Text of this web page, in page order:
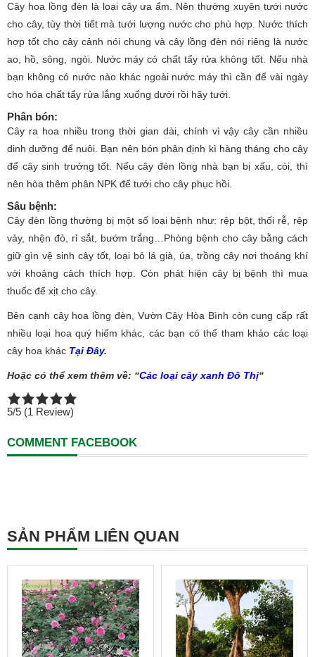
Cây hoa lồng đèn là loại cây ưa ẩm. Nên thường xuyên tưới nước
cho cây, tùy thời tiết mà tưới lượng nước cho phù hợp. Nước thích
hợp tốt cho cây cảnh nói chung và cây lồng đèn nói riêng là nước
ao, hồ, sông, ngòi. Nước máy có chất tẩy rửa không tốt. Nếu nhà
bạn không có nước nào khác ngoài nước máy thì cần để vài ngày
cho hóa chất tẩy rửa lắng xuống dưới rồi hãy tưới.
Phân bón:
Cây ra hoa nhiều trong thời gian dài, chính vì vậy cây cần nhiều
dinh dưỡng để nuôi. Bạn nên bón phân định kì hàng tháng cho cây
để cây sinh trưởng tốt. Nếu cây đèn lồng nhà bạn bị xấu, còi, thì
nên hòa thêm phân NPK để tưới cho cây phục hồi.
Sâu bệnh:
Cây đèn lồng thường bị một số loại bệnh như: rệp bột, thối rễ, rệp
vảy, nhện đỏ, rỉ sắt, bướm trắng…Phòng bệnh cho cây bằng cách
giữ gìn vệ sinh cây tốt, loại bỏ lá già, úa, trồng cây nơi thoáng khí
với khoảng cách thích hợp. Còn phát hiện cây bị bệnh thì mua
thuốc để xịt cho cây.
Bên cạnh cây hoa lồng đèn, Vườn Cây Hòa Bình còn cung cấp rất
nhiều loại hoa quý hiếm khác, các bạn có thể tham khảo các loại
cây hoa khác Tại Đây.
Hoặc có thể xem thêm về: “Các loại cây xanh Đô Thị“
5/5 (1 Review)
COMMENT FACEBOOK
SẢN PHẨM LIÊN QUAN